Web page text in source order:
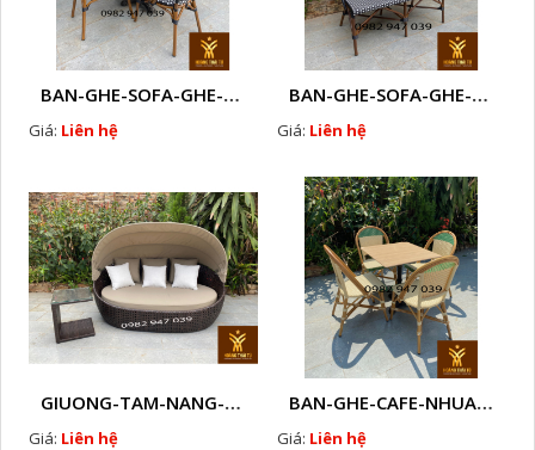
BAN-GHE-SOFA-GHE-CAFE-NHUA-GIA-MAY - M77
Giá: Liên hệ
BAN-GHE-SOFA-GHE-CAFE-NHUA-GIA-MAY - D21
Giá: Liên hệ
GIUONG-TAM-NANG-NHUA-GIA-MAY-K
Giá: Liên hệ
BAN-GHE-CAFE-NHUA-GIA-MAY - HG1
Giá: Liên hệ